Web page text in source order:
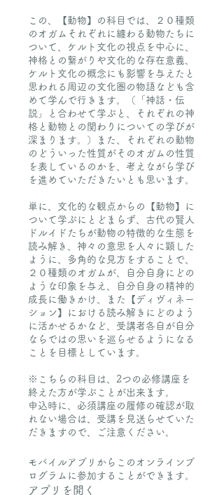
この、【動物】の科目では、２０種類
のオガムそれぞれに纏わる動物たちに
ついて、ケルト文化の視点を中心に、
神格との繋がりや文化的な存在意義、
ケルト文化の概念にも影響を与えたと
思われる周辺の文化圏の物語なども含
めて学んで行きます。（「神話・伝
説」と合わせて学ぶと、それぞれの神
格と動物との関わりについての学びが
深まります。）また、それぞれの動物
のどういった性質がそのオガムの性質
を表しているのかを、考えながら学び
を進めていただきたいとも思います。
単に、文化的な観点からの【動物】に
ついて学ぶにとどまらず、古代の賢人
ドルイドたちが動物の特徴的な生態を
読み解き、神々の意思を人々に顕した
ように、多角的な見方をすることで、
２０種類のオガムが、自分自身にどの
ような印象を与え、自分自身の精神的
成長に働きかけ、また【ディヴィネー
ション】における読み解きにどのよう
に活かせるかなど、受講者各自が自分
ならではの思いを巡らせるようになる
ことを目標としています。
※こちらの科目は、2つの必修講座を
終えた方が学ぶことが出来ます。
申込時に、必須講座の履修の確認が取
れない場合は、受講を見送らせていた
だきますので、ご注意ください。
モバイルアプリからこのオンラインプ
ログラムに参加することができます。
アプリを開く